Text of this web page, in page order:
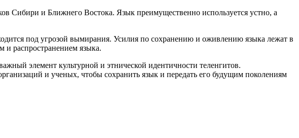
Сибири и Ближнего Востока. Язык преимущественно используется устно, а
под угрозой вымирания. Усилия по сохранению и оживлению языка лежат в
и распространением языка.
элемент культурной и этнической идентичности теленгитов.
и ученых, чтобы сохранить язык и передать его будущим поколениям